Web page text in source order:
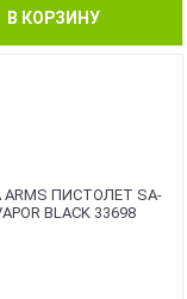
В КОРЗИНУ